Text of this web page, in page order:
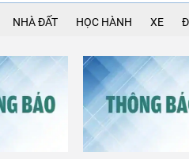
NHÀ ĐẤT HỌC HÀNH XE